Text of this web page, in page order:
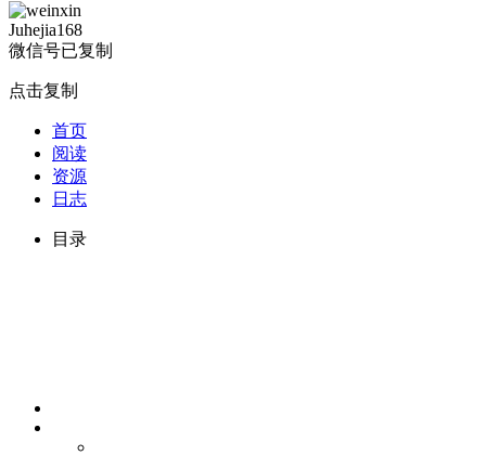
Juhejia168
微信号已复制
点击复制
首页
阅读
资源
日志
目录